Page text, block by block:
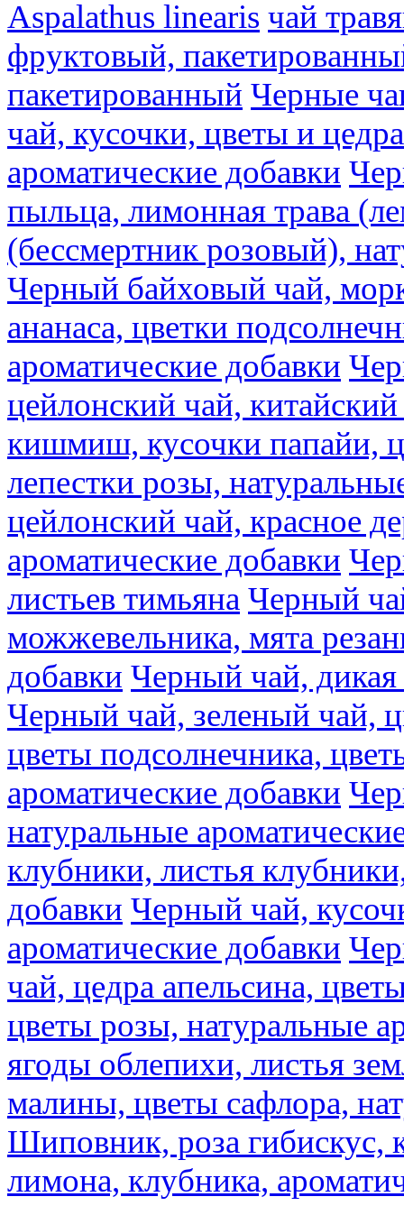
Aspalathus linearis чай
фруктовый,
пакетированный Черные
чай, кусочки, цветы и
ароматические добавки
пыльца, лимонная трава
(бессмертник розовый),
Черный байховый чай,
ананаса, цветки
ароматические добавки
цейлонский чай,
кишмиш, кусочки папайи,
лепестки розы,
цейлонский чай, красное
ароматические добавки
листьев тимьяна Черный
можжевельника, мята
добавки Черный чай,
Черный чай, зеленый чай,
цветы подсолнечника,
ароматические добавки
натуральные
клубники, листья
добавки Черный чай,
ароматические добавки
чай, цедра апельсина,
цветы розы, натуральные
ягоды облепихи, листья
малины, цветы сафлора,
Шиповник, роза гибискус,
лимона, клубника,